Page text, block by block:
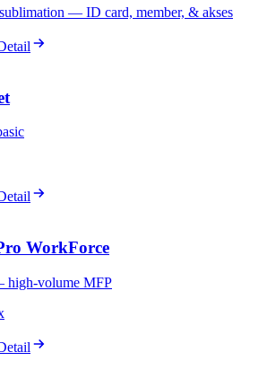
— ID card, member, & akses
WorkForce
high-volume MFP